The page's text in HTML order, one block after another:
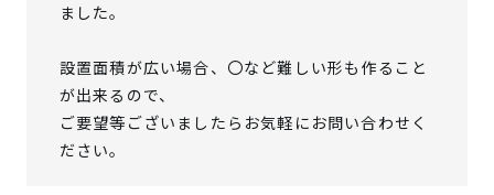
ました。
設置面積が広い場合、〇など難しい形も作ること
が出来るので、
ご要望等ございましたらお気軽にお問い合わせく
ださい。